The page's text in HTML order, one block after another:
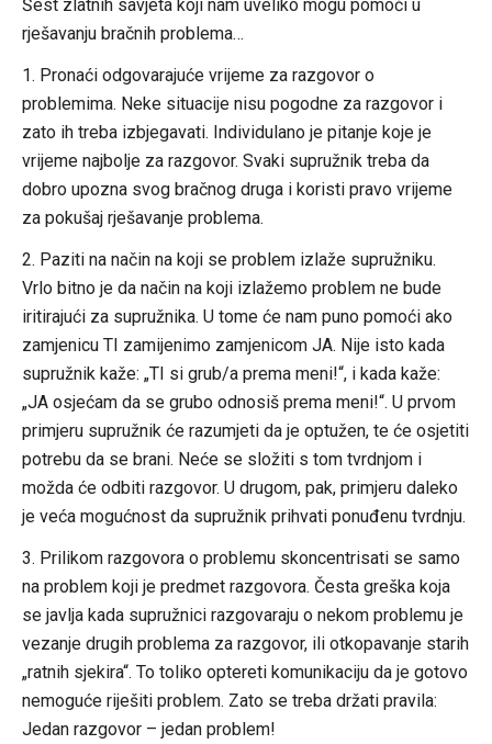
Šest zlatnih savjeta koji nam uveliko mogu pomoći u
rješavanju bračnih problema…
1. Pronaći odgovarajuće vrijeme za razgovor o
problemima. Neke situacije nisu pogodne za razgovor i
zato ih treba izbjegavati. Individulano je pitanje koje je
vrijeme najbolje za razgovor. Svaki supružnik treba da
dobro upozna svog bračnog druga i koristi pravo vrijeme
za pokušaj rješavanje problema.
2. Paziti na način na koji se problem izlaže supružniku.
Vrlo bitno je da način na koji izlažemo problem ne bude
iritirajući za supružnika. U tome će nam puno pomoći ako
zamjenicu TI zamijenimo zamjenicom JA. Nije isto kada
supružnik kaže: „TI si grub/a prema meni!“, i kada kaže:
„JA osjećam da se grubo odnosiš prema meni!“. U prvom
primjeru supružnik će razumjeti da je optužen, te će osjetiti
potrebu da se brani. Neće se složiti s tom tvrdnjom i
možda će odbiti razgovor. U drugom, pak, primjeru daleko
je veća mogućnost da supružnik prihvati ponuđenu tvrdnju.
3. Prilikom razgovora o problemu skoncentrisati se samo
na problem koji je predmet razgovora. Česta greška koja
se javlja kada supružnici razgovaraju o nekom problemu je
vezanje drugih problema za razgovor, ili otkopavanje starih
„ratnih sjekira“. To toliko optereti komunikaciju da je gotovo
nemoguće riješiti problem. Zato se treba držati pravila:
Jedan razgovor – jedan problem!